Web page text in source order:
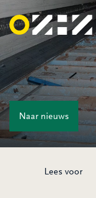
Naar nieuws
Lees voor